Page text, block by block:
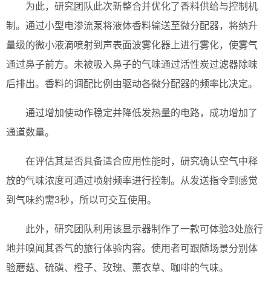
为此，研究团队此次新整合并优化了香料供给与控制机
制。通过小型电渗流泵将液体香料输送至微分配器，将纳升
量级的微小液滴喷射到声表面波雾化器上进行雾化，使雾气
通过鼻子前方。未被吸入鼻子的气味通过活性炭过滤器除味
后排出。香料的调配比例由驱动各微分配器的频率比决定。
通过增加使动作稳定并降低发热量的电路，成功增加了
通道数量。
在评估其是否具备适合应用性能时，研究确认空气中释
放的气味浓度可通过喷射频率进行控制。从发送指令到感觉
到气味约需3秒，所以可交互使用。
此外，研究团队利用该显示器制作了一款可体验3处旅行
地并嗅闻其香气的旅行体验内容。使用者可跟随场景分别体
验蘑菇、硫磺、橙子、玫瑰、薰衣草、咖啡的气味。